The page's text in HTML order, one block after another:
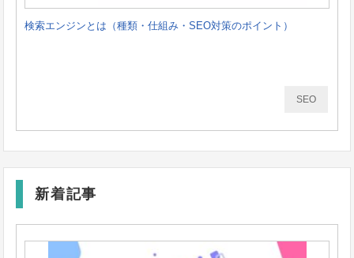
検索エンジンとは（種類・仕組み・SEO対策のポイント）
SEO
新着記事